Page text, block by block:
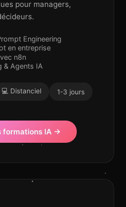
pour managers,
Engineering
en entreprise
n8n
& Agents IA
💻 Distanciel 1-3 jours
formations IA →